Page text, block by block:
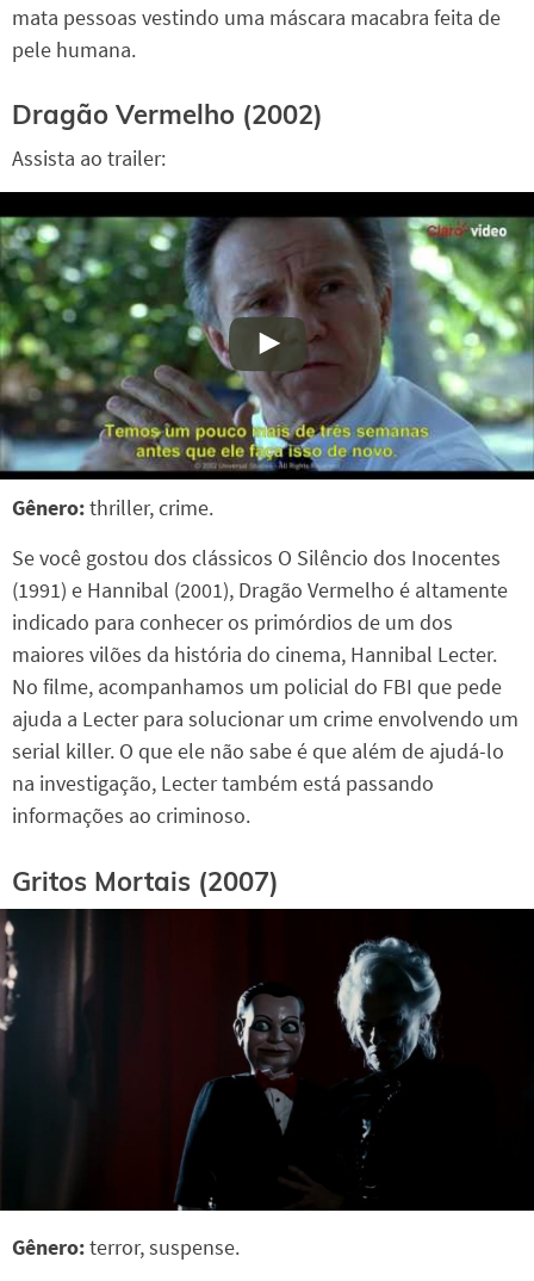
mata pessoas vestindo uma máscara macabra feita de
pele humana.
Dragão Vermelho (2002)
Assista ao trailer:
Gênero:thriller, crime.
Se você gostou dos clássicos O Silêncio dos Inocentes
(1991) e Hannibal (2001), Dragão Vermelho é altamente
indicado para conhecer os primórdios de um dos
maiores vilões da história do cinema, Hannibal Lecter.
No filme, acompanhamos um policial do FBI que pede
ajuda a Lecter para solucionar um crime envolvendo um
serial killer. O que ele não sabe é que além de ajudá-lo
na investigação, Lecter também está passando
informações ao criminoso.
Gritos Mortais (2007)
Gênero:terror, suspense.